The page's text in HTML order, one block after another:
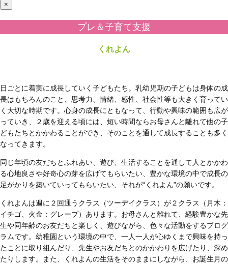
×
プレ＆子育て支援
くれよん
日ごとに着実に成長していく子どもたち。乳幼児期の子どもは身体の成
長はもちろんのこと、思考力、情緒、感性、社会性等も大きく育ってい
く大切な時期です。心身の成長にともなって、行動や興味の範囲も広が
っていき、２歳を迎える頃には、短い時間ならお母さんと離れて他の子
どもたちとかかわることができ、そのことを通して成長することも多く
なってきます。
同じ年頃の友だちとふれあい、遊び、生活することを通して人とかかわ
る心地良さや好奇心の芽を広げてもらいたい、豊かな環境の中で成長の
足がかりを築いていってもらいたい、それが“くれよん”の願いです。
くれよんは週に２回通うクラス（ツーデイクラス）が２クラス（月木：
イチゴ、火金：グレープ）あります。お母さんと離れて、経験豊かな先
生や同年齢のお友だちと楽しく、遊びながら、色々な活動をするプログ
ラムです。幼稚園という環境の中で、一人一人が心ゆくまで興味を持っ
たことに取り組んだり、先生やお友だちとのかかわりを広げたり、深め
たりします。また、くれよんの生活をそのままにしながら、お誕生月の